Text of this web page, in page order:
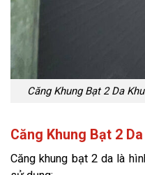
Căng Khung Bạt 2 Da
Căng Khung Bạt 2
Căng khung bạt 2 da là